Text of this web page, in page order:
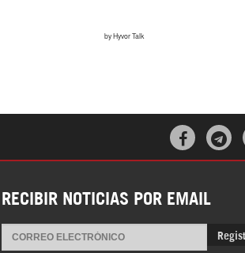
RECIBIR NOTICIAS POR EMAIL